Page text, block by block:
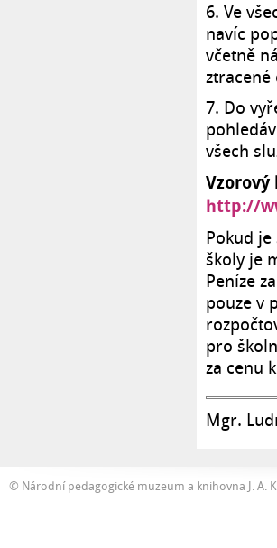
6. Ve
navíc
včetně
ztracené
7. Do
všech
http://
Pokud
školy je
Peníze
pouze v
pro
za cenu
Mgr.
© Národní pedagogické muzeum a knihovna J. A.